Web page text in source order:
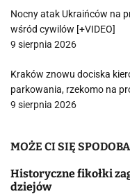
Nocny atak Ukraińców na
wśród cywilów [+VIDEO]
9 sierpnia 2026
Kraków znowu dociska
parkowania, rzekomo na
9 sierpnia 2026
MOŻE CI SIĘ
Historyczne fikołki
dziejów